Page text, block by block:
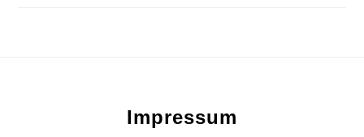
Impressum